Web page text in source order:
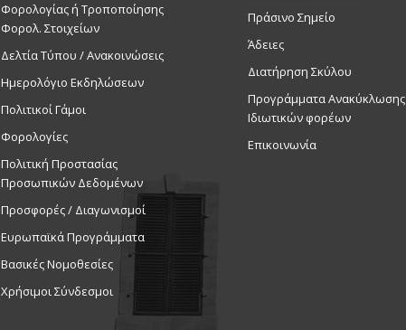
Φορολογίας ή Τροποποίησης
Φορολ. Στοιχείων
Δελτία Τύπου / Ανακοινώσεις
Ημερολόγιο Εκδηλώσεων
Πολιτικοί Γάμοι
Φορολογίες
Πολιτική Προστασίας
Προσωπικών Δεδομένων
Προσφορές / Διαγωνισμοί
Ευρωπαϊκά Προγράμματα
Βασικές Νομοθεσίες
Χρήσιμοι Σύνδεσμοι
Πράσινο Σημείο
Άδειες
Διατήρηση Σκύλου
Προγράμματα Ανακύκλωσης
Ιδιωτικών φορέων
Επικοινωνία